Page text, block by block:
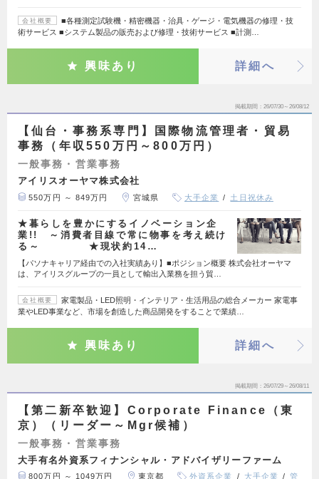
会社概要
■各種測定試験機・精密機器・治具・ゲージ・電気機器の修理・技
術サービス ■システム製品の販売および修理・技術サービス ■計測…
興味あり 詳細へ
掲載期間 26/07/30～26/08/12
【仙台・事務系専門】国際物流管理者・貿易
事務（年収550万円～800万円）
一般事務・営業事務
アイリスオーヤマ株式会社
550万円 ～ 849万円 宮城県 大手企業 土日祝休み
★暮らしを豊かにするイノベーション企
業!! ～消費者目線で常に物事を考え続け
る～ ★現状約14…
【パソナキャリア経由での入社実績あり】■ポジション概要 株式会社オーヤマ
は、アイリスグループの一員として輸出入業務を担う貿…
会社概要
家電製品・LED照明・インテリア・生活用品の総合メーカー 家電事
業やLED事業など、市場を創造した商品開発をすることで業績…
興味あり 詳細へ
掲載期間 26/07/29～26/08/11
【第二新卒歓迎】Corporate Finance（東
京）（リーダー～Mgr候補）
一般事務・営業事務
大手有名外資系フィナンシャル・アドバイザリーファーム
800万円 ～ 1049万円 東京都 外資系企業 大手企業 管